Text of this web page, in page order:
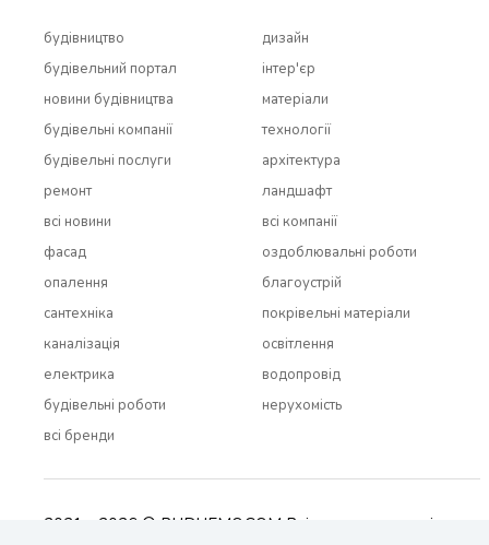
будівництво
будівельний портал
новини будівництва
будівельні компанії
будівельні послуги
ремонт
всi новини
дизайн
інтер'єр
матеріали
технології
архітектура
ландшафт
всi компанії
фасад
опалення
сантехніка
каналізація
електрика
будівельні роботи
всi бренди
оздоблювальні роботи
благоустрій
покрівельні матеріали
освітлення
водопровід
нерухомість
2021 - 2026 © BUDUEMO.COM Всі права захищені.